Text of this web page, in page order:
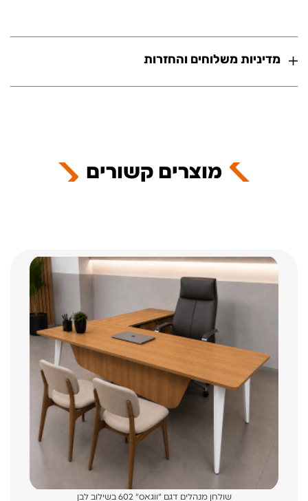
מדיניות משלוחים והחזרות
מוצרים קשורים
שולחן מנהלים דגם "ווגאס" 602 בשילוב לבן